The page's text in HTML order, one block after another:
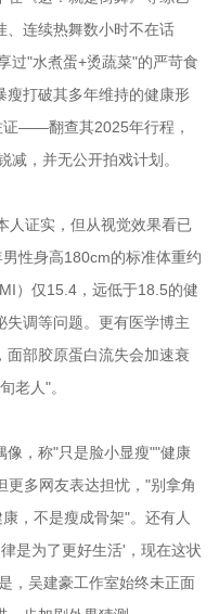
、连续热舞数小时不在话
过"水煮蛋+烫蔬菜"的严苛食
瘦打破其多年维持的健康形
证——翻查其2025年行程，
，并无公开拍戏计划。
人证实，但从视觉效果看已
性身高180cm的标准体重约
）仅15.4，远低于18.5的健
失调等问题。更有医学博主
面部胶原蛋白流失会加速衰
老人"。
像，称"只是脸小显瘦""健康
更多网友表达担忧，"别拿角
，不是瘦成骨架"。还有人
是为了更好生活'，现在这状
，吴建豪工作室始终未正面